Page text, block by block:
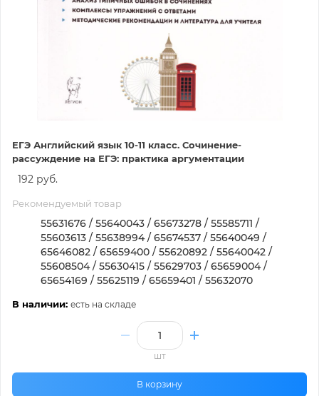
ЕГЭ Английский язык 10-11 класс. Сочинение-
рассуждение на ЕГЭ: практика аргументации
192 руб.
Рекомендуемый товар
55631676 / 55640043 / 65673278 / 55585711 /
55603613 / 55638994 / 65674537 / 55640049 /
65646082 / 65659400 / 55620892 / 55640042 /
55608504 / 55630415 / 55629703 / 65659004 /
65654169 / 55625119 / 65659401 / 55632070
В наличии: есть на складе
шт
В корзину